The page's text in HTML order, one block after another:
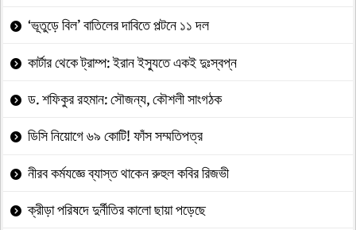
‘ভূতুড়ে বিল’ বাতিলের দাবিতে পল্টনে ১১ দল
কার্টার থেকে ট্রাম্প: ইরান ইস্যুতে একই দুঃস্বপ্ন
ড. শফিকুর রহমান: সৌজন্য, কৌশলী সাংগঠক
ডিসি নিয়োগে ৬৯ কোটি! ফাঁস সম্মতিপত্র
নীরব কর্মযজ্ঞে ব্যাস্ত থাকেন রুহুল কবির রিজভী
ক্রীড়া পরিষদে দুর্নীতির কালো ছায়া পড়েছে